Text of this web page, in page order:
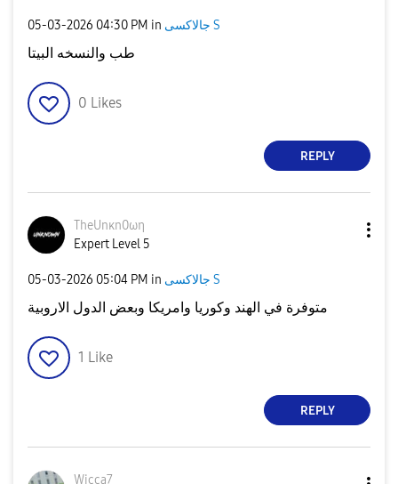
‎05-03-2026 04:30 PM in جالاكسى S
طب والنسخه البيتا
0 Likes
REPLY
TheUnκn0ωη
Expert Level 5
‎05-03-2026 05:04 PM in جالاكسى S
متوفرة في الهند وكوريا وامريكا وبعض الدول الاروبية
1 Like
REPLY
Wicca7